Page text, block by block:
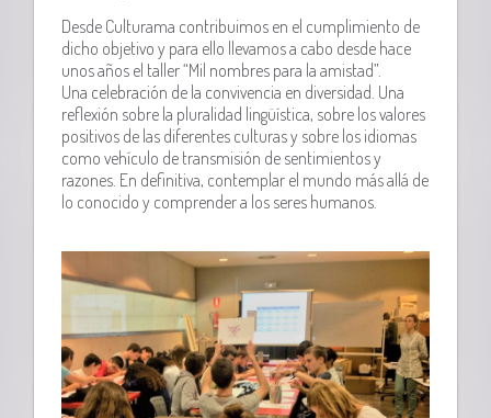
Desde Culturama contribuimos en el cumplimiento de
dicho objetivo y para ello llevamos a cabo desde hace
unos años el taller “Mil nombres para la amistad”.
Una celebración de la convivencia en diversidad. Una
reflexión sobre la pluralidad lingüística, sobre los valores
positivos de las diferentes culturas y sobre los idiomas
como vehículo de transmisión de sentimientos y
razones. En definitiva, contemplar el mundo más allá de
lo conocido y comprender a los seres humanos.